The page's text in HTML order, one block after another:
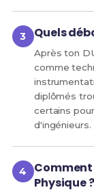
Quels
Après ton
comme
diplômés
certains
d'ingénieurs.
Comment
Physique ?